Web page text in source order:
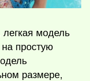
модель
простую
размере,